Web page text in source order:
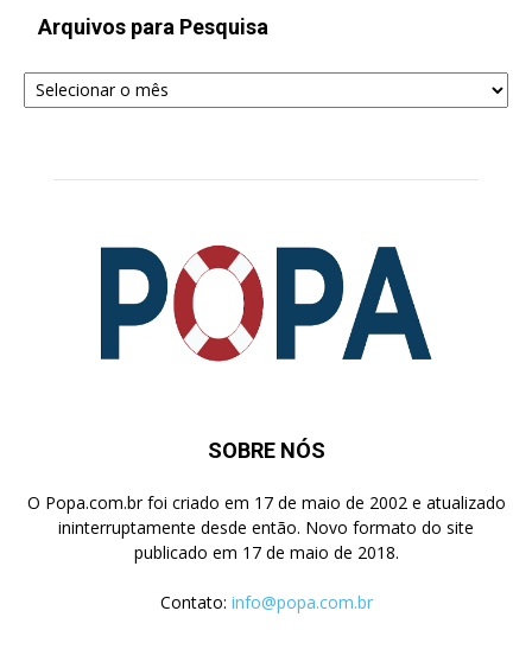
Arquivos para Pesquisa
Arquivos
para
SOBRE NÓS
O Popa.com.br foi criado em 17 de maio de 2002 e atualizado
ininterruptamente desde então. Novo formato do site
publicado em 17 de maio de 2018.
Contato: info@popa.com.br